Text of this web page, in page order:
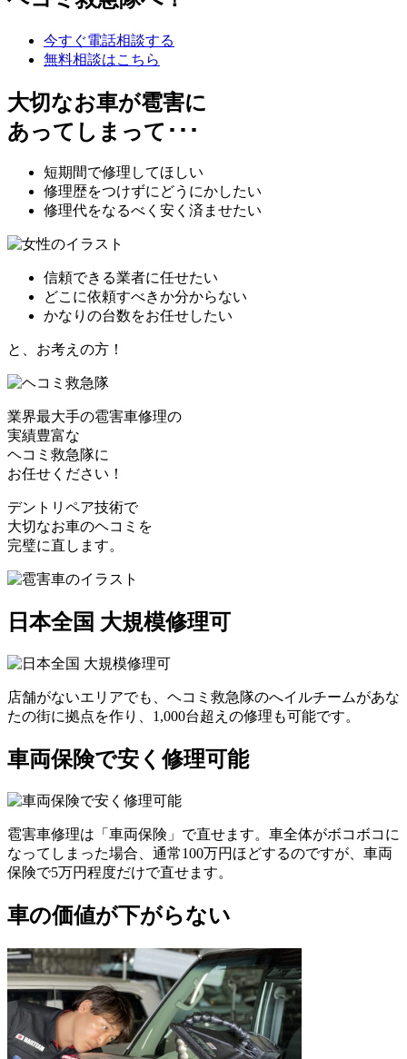
今すぐ電話相談する
無料相談はこちら
大切なお車が雹害に
あってしまって･･･
短期間で修理してほしい
修理歴をつけずにどうにかしたい
修理代をなるべく安く済ませたい
信頼できる業者に任せたい
どこに依頼すべきか分からない
かなりの台数をお任せしたい
と、お考えの方！
業界最大手の雹害車修理の
実績豊富な
ヘコミ救急隊に
お任せください！
デントリペア技術で
大切なお車のヘコミを
完璧に直します。
日本全国 大規模修理可
店舗がないエリアでも、ヘコミ救急隊のへイルチームがあな
たの街に拠点を作り、1,000台超えの修理も可能です。
車両保険で安く修理可能
雹害車修理は「車両保険」で直せます。車全体がボコボコに
なってしまった場合、通常100万円ほどするのですが、車両
保険で5万円程度だけで直せます。
車の価値が下がらない